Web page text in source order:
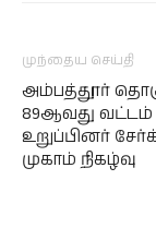
முந்தைய செய்தி
அம்பத்தூர்
89ஆவது வட்டம்
உறுப்பினர்
முகாம் நிகழ்வு